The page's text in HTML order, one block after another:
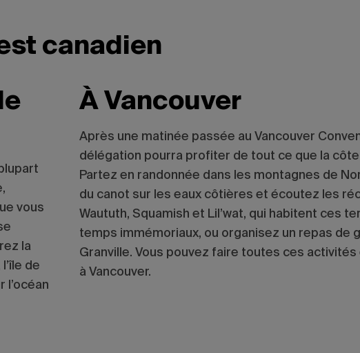
canadien
vous
la
de
l’océan
À Vancouver
Après une matinée passée au Vancouver
délégation pourra profiter de tout ce que la côte
Partez en randonnée dans les montagnes de
du canot sur les eaux côtières et écoutez les
Waututh, Squamish et Lil’wat, qui habitent ces
temps immémoriaux, ou organisez un repas de
Granville. Vous pouvez faire toutes ces activités
à Vancouver.